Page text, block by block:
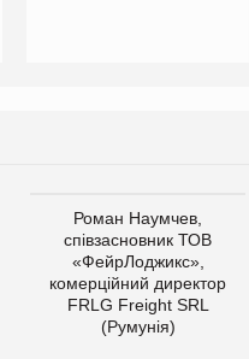
Роман Наумчев,
співзасновник ТОВ
«ФейрЛоджикс»,
комерційний директор
FRLG Freight SRL
(Румунія)